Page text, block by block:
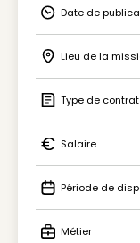
Icon Date de
Date de
Icon Lieu de la
Lieu de la
Icon Type de
Type de contrat
Icon Salaire
Salaire
Icon Période
Période de
Métier